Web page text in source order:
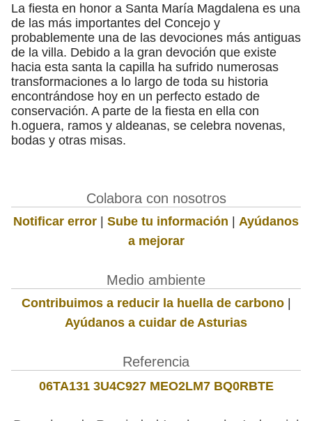
La fiesta en honor a Santa María Magdalena es una
de las más importantes del Concejo y
probablemente una de las devociones más antiguas
de la villa. Debido a la gran devoción que existe
hacia esta santa la capilla ha sufrido numerosas
transformaciones a lo largo de toda su historia
encontrándose hoy en un perfecto estado de
conservación. A parte de la fiesta en ella con
h.oguera, ramos y aldeanas, se celebra novenas,
bodas y otras misas.
Colabora con nosotros
Notificar error | Sube tu información | Ayúdanos
a mejorar
Medio ambiente
Contribuimos a reducir la huella de carbono|
Ayúdanos a cuidar de Asturias
Referencia
06TA131 3U4C927 MEO2LM7 BQ0RBTE